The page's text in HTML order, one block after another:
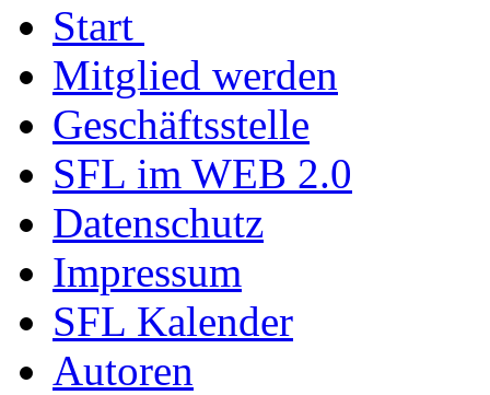
Start
Mitglied werden
Geschäftsstelle
SFL im WEB 2.0
Datenschutz
Impressum
SFL Kalender
Autoren